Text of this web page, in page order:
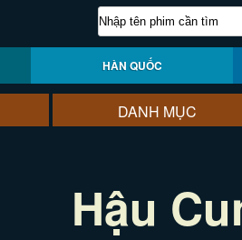
HÀN QUỐC
DANH MỤC
Hậu